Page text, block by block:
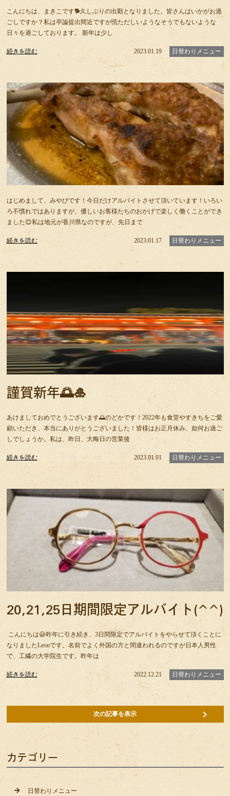
こんにちは、まきこです🐕久しぶりの出勤となりました。皆さんはいかがお過
ごしですか？私は卒論提出間近ですが慌ただしいようなそうでもないような
日々を過ごしております。 新年は少し
続きを読む 2023.01.19 日替わりメニュー
はじめまして、みやびです！今日だけアルバイトさせて頂いています！いろい
ろ不慣れではありますが、優しいお客様たちのおかげで楽しく働くことができ
ました😊私は地元が香川県なのですが、先日まで
続きを読む 2023.01.17 日替わりメニュー
謹賀新年🌅🎍
あけましておめでとうございます🌅のどかです！2022年も食堂やすきちをご愛
顧いただき、本当にありがとうございました！皆様はお正月休み、如何お過ご
しでしょうか。私は、昨日、大晦日の営業後
続きを読む 2023.01.01 日替わりメニュー
20,21,25日期間限定アルバイト(^^)
こんにちは😃昨年に引き続き、3日間限定でアルバイトをやらせて頂くことに
なりましたLeonです。名前でよく外国の方と間違われるのですが日本人男性
で、工繊の大学院生です。昨年は
続きを読む 2022.12.21 日替わりメニュー
次の記事を表示
カテゴリー
日替わりメニュー